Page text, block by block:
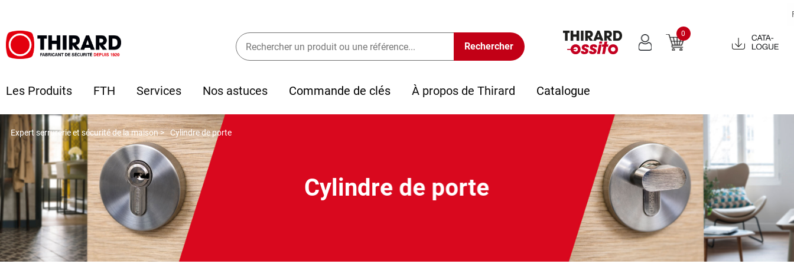
0
Catalogue
2022
Les Produits FTH Services Nos astuces Commande de clés À propos de Thirard Catalogue
Expert serrurerie et sécurité de la maison > Cylindre de porte
Cylindre de porte